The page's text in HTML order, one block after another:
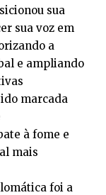
sua
sua voz em
a
e ampliando
marcada
à fome e
mais
foi a